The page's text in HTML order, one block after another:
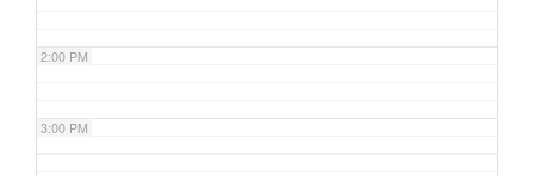
2:00 PM
3:00 PM